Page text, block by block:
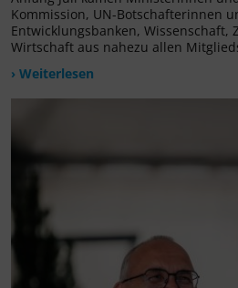
Kommission, UN-Botschafterinnen
Entwicklungsbanken, Wissenschaft,
Wirtschaft aus nahezu allen
› Weiterlesen